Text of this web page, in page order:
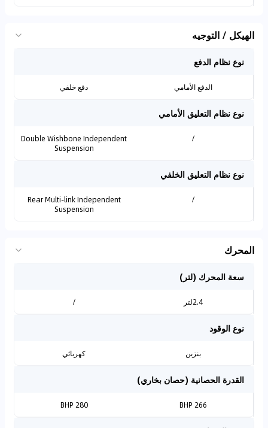
الهيكل / التوجيه
نوع نظام الدفع
الدفع الأمامي دفع خلفي
نوع نظام التعليق الأمامي
/
Double Wishbone Independent
Suspension
نوع نظام التعليق الخلفي
/
Rear Multi-link Independent
Suspension
المحرك
سعة المحرك (لتر)
2.4لتر /
نوع الوقود
بنزين كهربائي
القدرة الحصانية (حصان بخاري)
266 BHP
280 BHP